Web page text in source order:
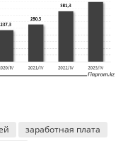
заработная плата